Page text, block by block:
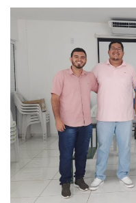
Mural de Licitações
Notícias
Vídeos
Webmail
Contato